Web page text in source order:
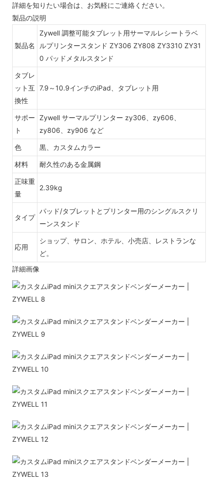
詳細を知りたい場合は、お気軽にご連絡ください。
製品の説明
製品名
Zywell 調整可能タブレット用サーマルレシートラベ
ルプリンタースタンド ZY306 ZY808 ZY3310 ZY31
0 パッドメタルスタンド
タブレ
ット互
換性
7.9～10.9インチのiPad、タブレット用
サポー
ト
Zywell サーマルプリンター zy306、zy606、
zy806、zy906 など
色 黒、カスタムカラー
材料 耐久性のある金属鋼
正味重
量
2.39kg
タイプ
パッド/タブレットとプリンター用のシングルスクリ
ーンスタンド
応用
ショップ、サロン、ホテル、小売店、レストランな
ど。
詳細画像